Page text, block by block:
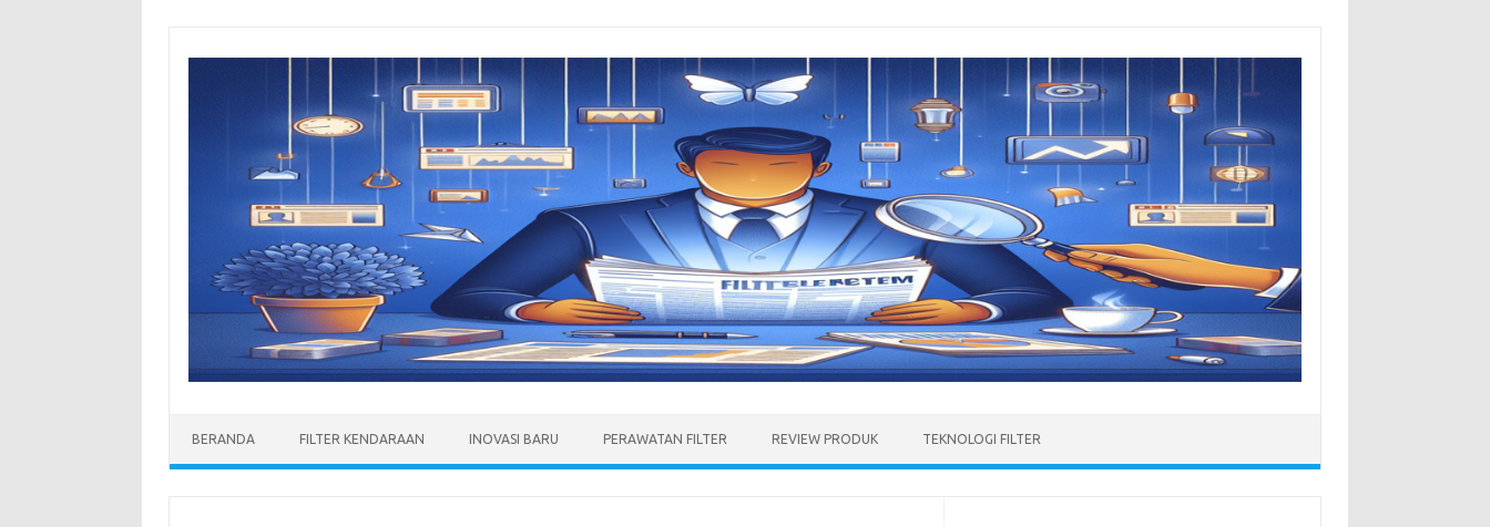
BERANDA FILTER KENDARAAN INOVASI BARU PERAWATAN FILTER REVIEW PRODUK TEKNOLOGI FILTER